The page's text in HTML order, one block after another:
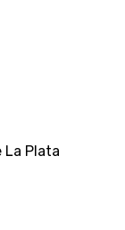
La Plata